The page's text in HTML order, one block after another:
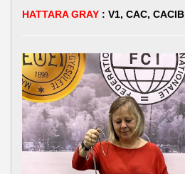
HATTARA GRAY: V1, CAC, CACIB